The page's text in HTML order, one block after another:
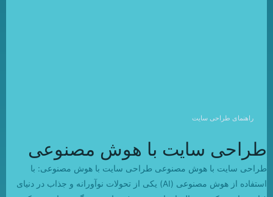
راهنمای طراحی سایت
طراحی سایت با هوش مصنوعی
طراحی سایت با هوش مصنوعی طراحی سایت با هوش مصنوعی: با
استفاده از هوش مصنوعی (AI) یکی از تحولات نوآورانه و جذاب در دنیای